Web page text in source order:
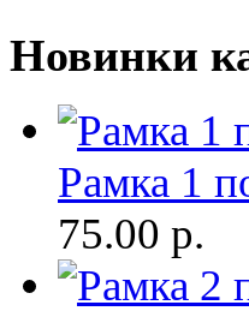
Новинки
Рамка 1
75.00 р.